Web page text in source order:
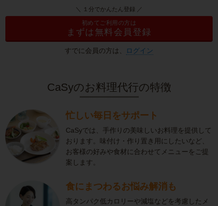
＼ １分でかんたん登録 ／
初めてご利用の方は
まずは無料会員登録
すでに会員の方は、 ログイン
CaSyのお料理代行の特徴
忙しい毎日をサポート
CaSyでは、手作りの美味しいお料理を提供して
おります。味付け・作り置き用にしたいなど、
お客様の好みや食材に合わせてメニューをご提
案します。
食にまつわるお悩み解消も
高タンパク低カロリーや減塩などを考慮したメ